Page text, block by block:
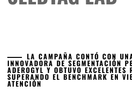
LA CAMPAÑA CONTÓ CON
INNOVADORA DE SEGMENTACIÓN
ADEROGYL Y OBTUVO EXCELENTES
SUPERANDO EL BENCHMARK EN
ATENCIÓN